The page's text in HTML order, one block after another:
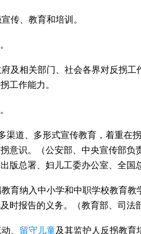
、教育和培训。
相关部门、社会各界对反拐工
工作能力。
道、多形式宣传教育，着重在拐
意识。（公安部、中央宣传部
版总署、妇儿工委办公室、全国
入中小学和中职学校教育教学
时报告的义务。（教育部、司法
、 留守儿童及其监护人反拐教育